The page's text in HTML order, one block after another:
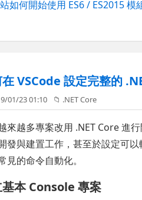
如何開始使用 ES6 / ES2015 模
VSCode 設定完整的
01/23 01:10 📁 .NET Core
來越多專案改用 .NET Core 進
發與建置工作，甚至於設定可
見的命令自動化。
本 Console 專案